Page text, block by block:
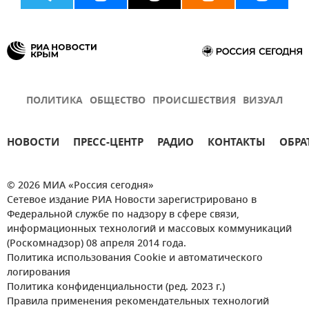
ПОЛИТИКА ОБЩЕСТВО ПРОИСШЕСТВИЯ ВИЗУАЛ
НОВОСТИ ПРЕСС-ЦЕНТР РАДИО КОНТАКТЫ
© 2026 МИА «Россия сегодня»
Сетевое издание РИА Новости зарегистрировано в
Федеральной службе по надзору в сфере связи,
информационных технологий и массовых коммуникаций
(Роскомнадзор) 08 апреля 2014 года.
Политика использования Cookie и автоматического
логирования
Политика конфиденциальности (ред. 2023 г.)
Правила применения рекомендательных технологий